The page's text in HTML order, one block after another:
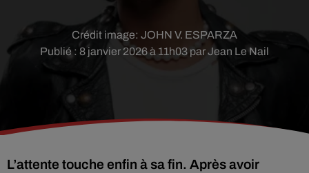
Publié : 8 janvier 2026 à 11h03 par Jean Le Nail
Crédit image: JOHN V. ESPARZA
L’attente touche enfin à sa fin. Après avoir